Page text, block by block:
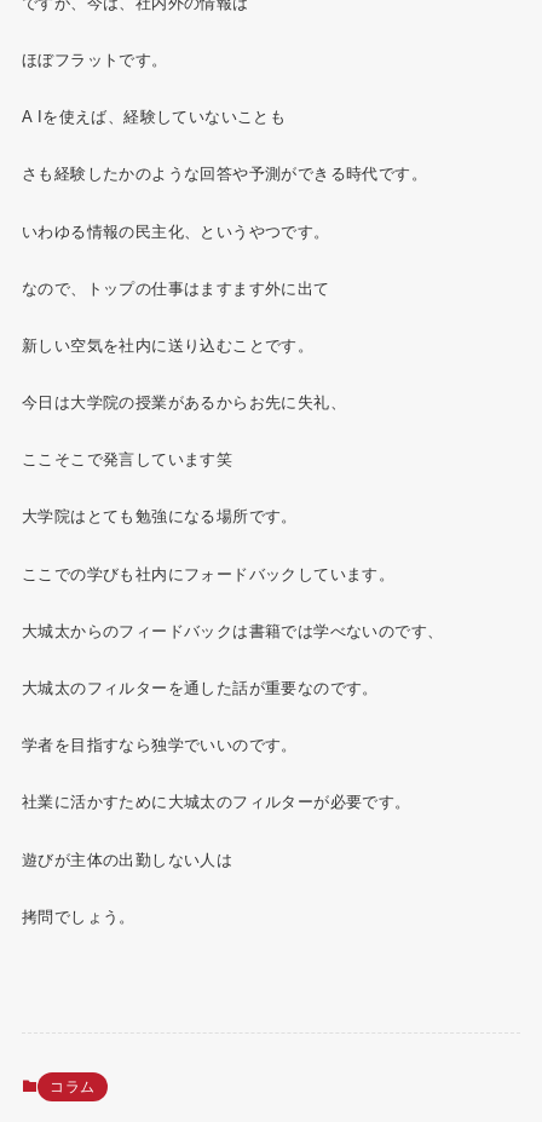
ほぼフラットです。
A Iを使えば、経験していないことも
さも経験したかのような回答や予測ができる時代です。
いわゆる情報の民主化、というやつです。
なので、トップの仕事はますます外に出て
新しい空気を社内に送り込むことです。
今日は大学院の授業があるからお先に失礼、
ここそこで発言しています笑
大学院はとても勉強になる場所です。
ここでの学びも社内にフォードバックしています。
大城太からのフィードバックは書籍では学べないのです、
大城太のフィルターを通した話が重要なのです。
学者を目指すなら独学でいいのです。
社業に活かすために大城太のフィルターが必要です。
遊びが主体の出勤しない人は
拷問でしょう。
コラム